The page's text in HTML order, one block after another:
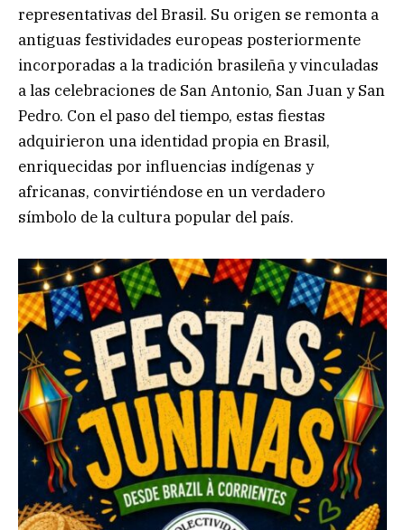
representativas del Brasil. Su origen se remonta a
antiguas festividades europeas posteriormente
incorporadas a la tradición brasileña y vinculadas
a las celebraciones de San Antonio, San Juan y San
Pedro. Con el paso del tiempo, estas fiestas
adquirieron una identidad propia en Brasil,
enriquecidas por influencias indígenas y
africanas, convirtiéndose en un verdadero
símbolo de la cultura popular del país.